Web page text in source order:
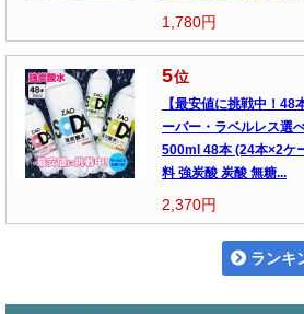
1,780円
5位
【最安値に挑戦中！48
ーバー・ラベルレス選
500ml 48本 (24本×2ケ
料 強炭酸 炭酸 無糖...
2,370円
ランキ